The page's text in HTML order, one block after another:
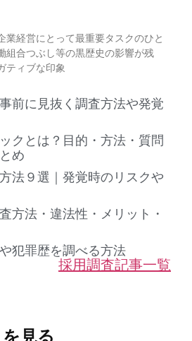
業経営にとって最重要タスクのひと
組合つぶし等の黒歴史の影響が残
ティブな印象
前に見抜く調査方法や発覚
クとは？目的・方法・質問
め
法９選｜発覚時のリスクや
方法・違法性・メリット・
犯罪歴を調べる方法
採用調査記事一覧
見る